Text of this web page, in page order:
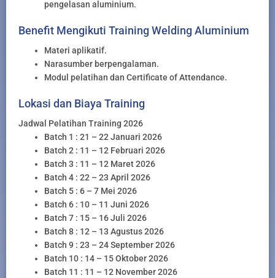
pengelasan aluminium.
Benefit Mengikuti Training Welding Aluminium
Materi aplikatif.
Narasumber berpengalaman.
Modul pelatihan dan Certificate of Attendance.
Lokasi dan Biaya Training
Jadwal Pelatihan Training 2026
Batch 1 : 21 – 22 Januari 2026
Batch 2 : 11 – 12 Februari 2026
Batch 3 : 11 – 12 Maret 2026
Batch 4 : 22 – 23 April 2026
Batch 5 : 6 – 7 Mei 2026
Batch 6 : 10 – 11 Juni 2026
Batch 7 : 15 – 16 Juli 2026
Batch 8 : 12 – 13 Agustus 2026
Batch 9 : 23 – 24 September 2026
Batch 10 : 14 – 15 Oktober 2026
Batch 11 : 11 – 12 November 2026